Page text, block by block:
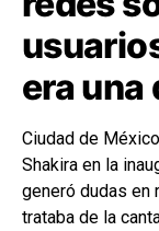
era una
Ciudad de
Shakira en la
generó dudas
trataba de la